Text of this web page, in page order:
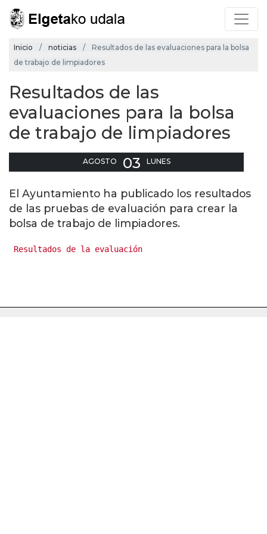
Inicio noticias
Resultados de las evaluaciones para la bolsa
de trabajo de limpiadores
Resultados de las
evaluaciones para la bolsa
de trabajo de limpiadores
AGOSTO 03 LUNES
El Ayuntamiento ha publicado los resultados
de las pruebas de evaluación para crear la
bolsa de trabajo de limpiadores.
Resultados de la evaluación